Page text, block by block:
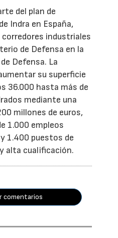
del plan de
Indra en España,
industriales
de Defensa en la
Defensa. La
su superficie
36.000 hasta más de
mediante una
millones de euros,
1.000 empleos
1.400 puestos de
alta cualificación.
comentarios